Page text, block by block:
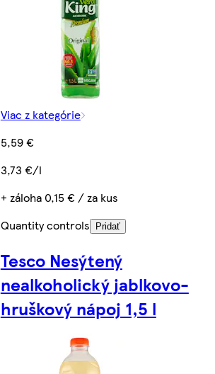
Viac z kategórie
5,59 €
3,73 €/l
+ záloha 0,15 € / za kus
Quantity controls
Pridať
Tesco Nesýtený
nealkoholický jablkovo-
hruškový nápoj 1,5 l